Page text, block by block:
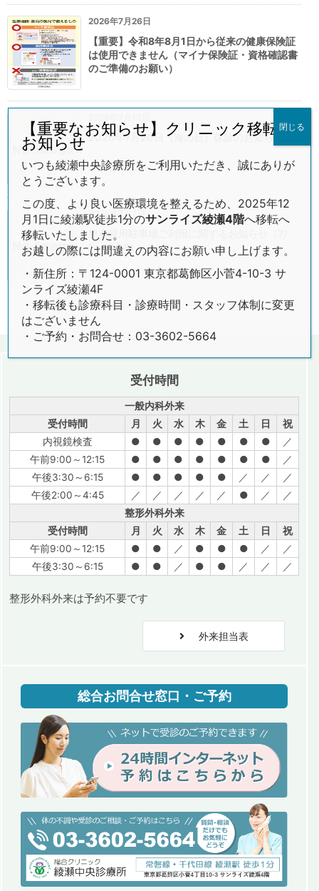
2026年7月26日
【重要】令和8年8月1日から従来の健康保険証
は使用できません（マイナ保険証・資格確認書
のご準備のお願い）
2026年7月20日（海の日）休診のお知らせ
2026年7月7日
患者様用駐車場ご利用に関するお知らせ（7/
1〜12/18）
受付時間
一般内科外来
受付時間
月 火 水 木 金 土 日
祝
内視鏡検査
● ● ● ● ● ● ●
／
午前9:00～12:15
● ● ● ● ● ● ●
／
午後3:30～6:15
● ● ● ● ● ／ ／
／
午後2:00～4:45
／ ／ ／ ／ ／ ● ／
／
整形外科外来
受付時間
月 火 水 木 金 土 日
祝
午前9:00～12:15
● ● ／ ● ● ● ／
／
午後3:30～6:15
● ● ／ ● ● ／ ／ ／
整形外科外来は予約不要です
外来担当表
総合お問合せ窓口・ご予約
【重要なお知らせ】クリニック移転の
お知らせ
いつも綾瀬中央診療所をご利用いただき、誠にありが
とうございます。
この度、より良い医療環境を整えるため、2025年12
月1日に綾瀬駅徒歩1分のサンライズ綾瀬4階へ移転へ
移転いたしました。
お越しの際には間違えの内容にお願い申し上げます。
・新住所：〒124-0001 東京都葛飾区小菅4-10-3 サ
ンライズ綾瀬4F
・移転後も診療科目・診療時間・スタッフ体制に変更
はございません
・ご予約・お問合せ：03-3602-5664
閉じる